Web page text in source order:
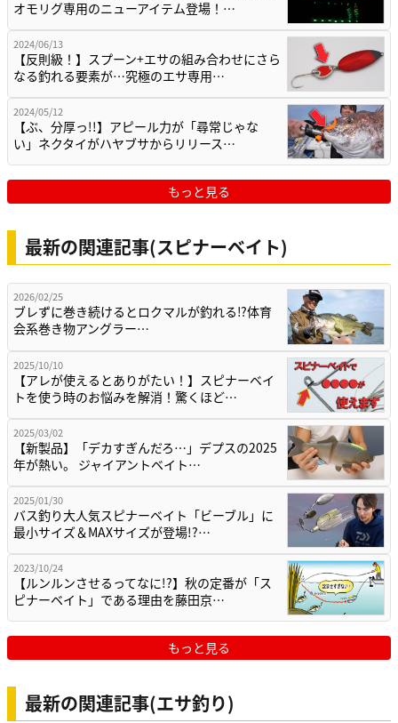
オモリグ専用のニューアイテム登場！…
2024/06/13
【反則級！】スプーン+エサの組み合わせにさら
なる釣れる要素が…究極のエサ専用…
2024/05/12
【ぶ、分厚っ!!】アピール力が「尋常じゃな
い」ネクタイがハヤブサからリリース…
もっと見る
最新の関連記事(スピナーベイト)
2026/02/25
ブレずに巻き続けるとロクマルが釣れる⁉体育
会系巻き物アングラー…
2025/10/10
【アレが使えるとありがたい！】スピナーベイ
トを使う時のお悩みを解消！驚くほど…
2025/03/02
【新製品】「デカすぎんだろ…」デプスの2025
年が熱い。 ジャイアントベイト…
2025/01/30
バス釣り大人気スピナーベイト「ビーブル」に
最小サイズ＆MAXサイズが登場!?…
2023/10/24
【ルンルンさせるってなに!?】秋の定番が「ス
ピナーベイト」である理由を藤田京…
もっと見る
最新の関連記事(エサ釣り)